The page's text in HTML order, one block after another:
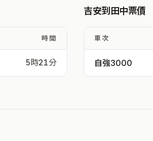
時間
5時21分
吉安到田中票價
車次
自強3000